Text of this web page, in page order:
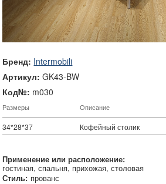
Бренд: Intermobili
Артикул:GK43-BW
Код№: m030
Размеры Описание
34*28*37 Кофейный столик
Применение или расположение:
гостиная спальня прихожая столовая
Стиль: прованс